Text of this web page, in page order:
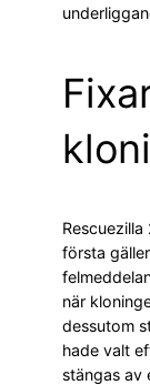
första
när
dessutom
hade valt
stängas av